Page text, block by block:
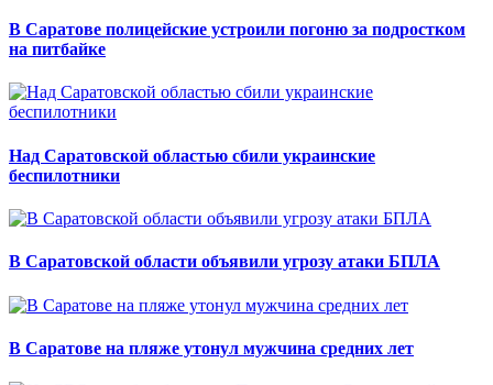
В Саратове полицейские устроили погоню за подростком
на питбайке
Над Саратовской областью сбили украинские
беспилотники
В Саратовской области объявили угрозу атаки БПЛА
В Саратове на пляже утонул мужчина средних лет